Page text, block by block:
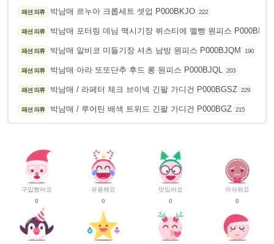
패션 의류 박남매 르누아 크롭세트 셋업 P000BKJO 222
패션 의류 박남매 포터링 데님 맥시기장 뷔스티에 멜빵 원피스 P000BIVD
패션 의류 박남매 알비코 미들기장 셔츠 남방 원피스 P000BJQM 190
패션 의류 박남매 아라 또또단추 후드 롱 원피스 P000BJQL 203
패션 의류 박남매 / 라페터 체크 브이넥 긴팔 가디건 P000BGSZ 229
패션 의류 박남매 / 루어틴 배색 트위드 긴팔 가디건 P000BGZ 215
구입했어요
0
유용해요
0
맛있어요
0
아쉬워요
0